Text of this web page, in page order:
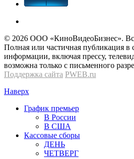
© 2026 OOО «КиноВидеоБизнес».
Полная или частичная публикация в
информации, включая прессу,
возможна только с письменного
Поддержка сайта PWEB.ru
Наверх
График премьер
В России
В США
Кассовые сборы
ДЕНЬ
ЧЕТВЕРГ